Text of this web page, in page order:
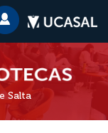
Salta